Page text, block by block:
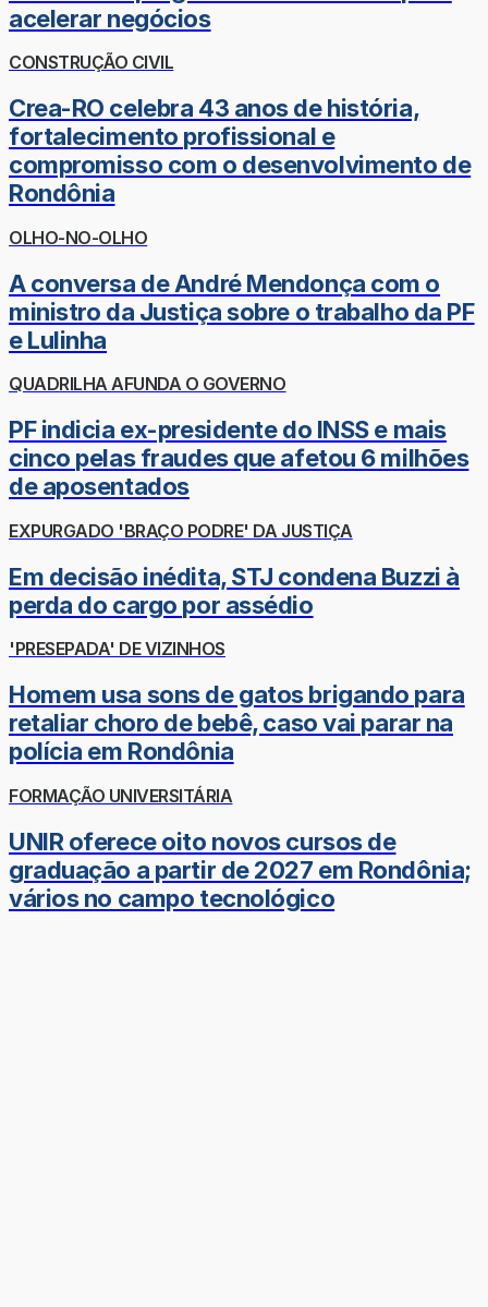
acelerar negócios
CONSTRUÇÃO CIVIL
Crea-RO celebra 43 anos de história,
fortalecimento profissional e
compromisso com o desenvolvimento de
Rondônia
OLHO-NO-OLHO
A conversa de André Mendonça com o
ministro da Justiça sobre o trabalho da PF
e Lulinha
QUADRILHA AFUNDA O GOVERNO
PF indicia ex-presidente do INSS e mais
cinco pelas fraudes que afetou 6 milhões
de aposentados
EXPURGADO 'BRAÇO PODRE' DA JUSTIÇA
Em decisão inédita, STJ condena Buzzi à
perda do cargo por assédio
'PRESEPADA' DE VIZINHOS
Homem usa sons de gatos brigando para
retaliar choro de bebê, caso vai parar na
polícia em Rondônia
FORMAÇÃO UNIVERSITÁRIA
UNIR oferece oito novos cursos de
graduação a partir de 2027 em Rondônia;
vários no campo tecnológico